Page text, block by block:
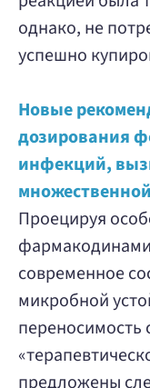
однако, не
успешно
Новые
дозирования
инфекций,
Проецируя
современное
микробной
переносимость
предложены